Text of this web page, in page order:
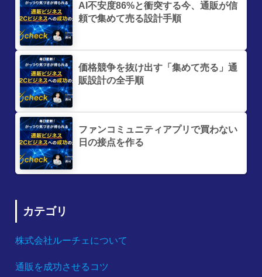
AI不安度86%と衝突する今、通販が信
頼で集めて売る設計手順
価格競争を抜け出す「集めて売る」通
販設計の全手順
ファンコミュニティアプリで買わない
日の接点を作る
カテゴリ
株式会社ルーチェについて
通販を成功させるコツ